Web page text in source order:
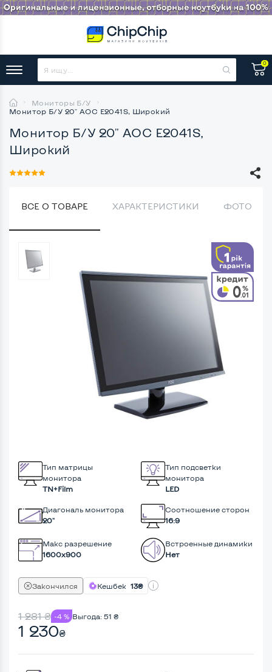
0
Мониторы Б/У
Монитор Б/У 20" AOC E2041S, Широкий
Монитор Б/У 20" AOC E2041S,
Широкий
ВСЕ О ТОВАРЕ ХАРАКТЕРИСТИКИ ФОТО
Тип матрицы
монитора
TN+Film
Тип подсветки
монитора
LED
Диагональ монитора
20"
Соотношение сторон
16:9
Макс разрешение
1600x900
Встроенные динамики
Нет
Закончился Кешбек 13₴
1 281₴ -4 % Выгода: 51 ₴
1 230₴